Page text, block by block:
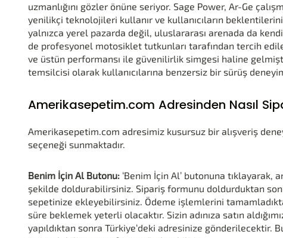
uzmanlığını gözler önüne seriyor. Sage Power, Ar-Ge
yenilikçi teknolojileri kullanır ve kullanıcıların
yalnızca yerel pazarda değil, uluslararası arenada da
de profesyonel motosiklet tutkunları tarafından tercih
ve üstün performansı ile güvenilirlik simgesi haline
temsilcisi olarak kullanıcılarına benzersiz bir sürüş
Amerikasepetim.com Adresinden Nasıl
Amerikasepetim.com adresimiz kusursuz bir alışveriş
seçeneği sunmaktadır.
Benim İçin Al Butonu: ‘Benim İçin Al’ butonuna tıklayarak,
şekilde doldurabilirsiniz. Sipariş formunu doldurduktan
sepetinize ekleyebilirsiniz. Ödeme işlemlerini
süre beklemek yeterli olacaktır. Sizin adınıza satın
yapıldıktan sonra Türkiye‘deki adresinize gönderilecektir.